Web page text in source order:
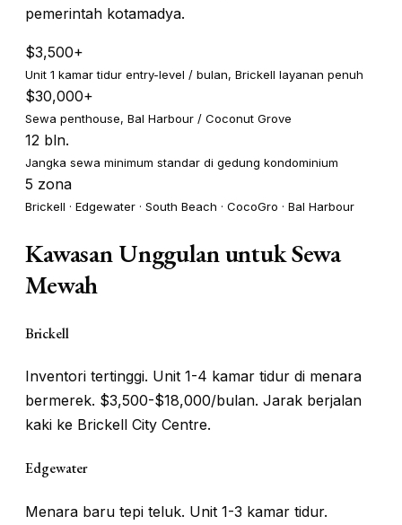
pemerintah kotamadya.
$3,500+
Unit 1 kamar tidur entry-level / bulan, Brickell layanan penuh
$30,000+
Sewa penthouse, Bal Harbour / Coconut Grove
12 bln.
Jangka sewa minimum standar di gedung kondominium
5 zona
Brickell · Edgewater · South Beach · CocoGro · Bal Harbour
Kawasan Unggulan untuk Sewa
Mewah
Brickell
Inventori tertinggi. Unit 1-4 kamar tidur di menara
bermerek. $3,500-$18,000/bulan. Jarak berjalan
kaki ke Brickell City Centre.
Edgewater
Menara baru tepi teluk. Unit 1-3 kamar tidur.